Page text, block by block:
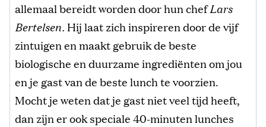
allemaal bereidt worden door hun chefLars
Bertelsen. Hij laat zich inspireren door de vijf
zintuigen en maakt gebruik de beste
biologische en duurzame ingrediënten om jou
en je gast van de beste lunch te voorzien.
Mocht je weten dat je gast niet veel tijd heeft,
dan zijn er ook speciale 40-minuten lunches